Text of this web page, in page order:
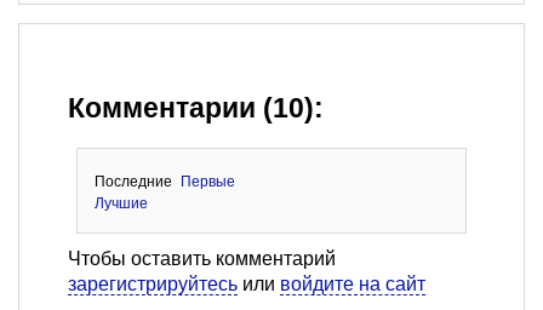
Комментарии (10):
Последние
Первые
Лучшие
Чтобы оставить комментарий
зарегистрируйтесь или войдите на сайт